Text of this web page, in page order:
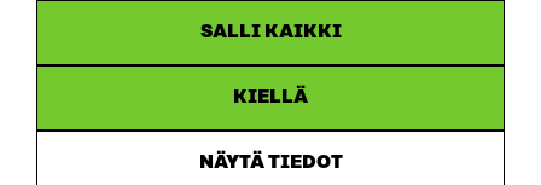
SALLI KAIKKI
KIELLÄ
NÄYTÄ TIEDOT